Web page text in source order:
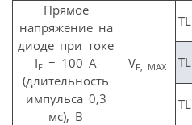
Прямое
напряжение на
диоде при токе
IF = 100 A
(длительность
импульса 0,3
мс), В
VF, MAX